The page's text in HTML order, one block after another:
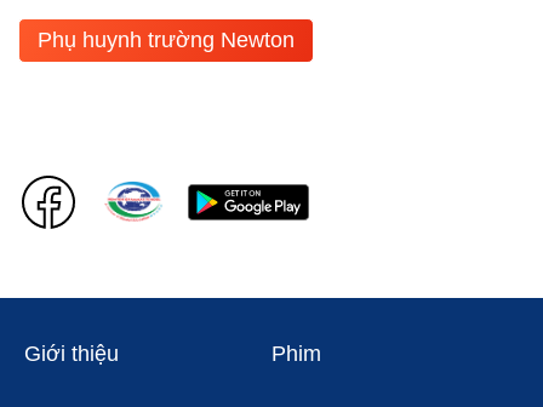
Phụ huynh trường Newton
Giới thiệu Phim